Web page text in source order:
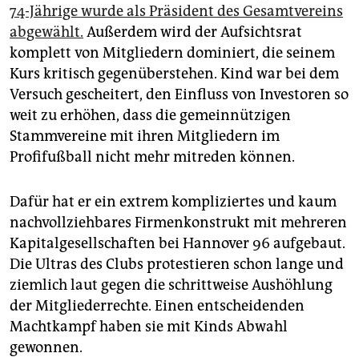
74-Jährige wurde als Präsident des Gesamtvereins
abgewählt. Außerdem wird der Aufsichtsrat
komplett von Mitgliedern dominiert, die seinem
Kurs kritisch gegenüberstehen. Kind war bei dem
Versuch gescheitert, den Einfluss von Investoren so
weit zu erhöhen, dass die gemeinnützigen
Stammvereine mit ihren Mitgliedern im
Profifußball nicht mehr mitreden können.
Dafür hat er ein extrem kompliziertes und kaum
nachvollziehbares Firmenkonstrukt mit mehreren
Kapitalgesellschaften bei Hannover 96 aufgebaut.
Die Ultras des Clubs protestieren schon lange und
ziemlich laut gegen die schrittweise Aushöhlung
der Mitgliederrechte. Einen entscheidenden
Machtkampf haben sie mit Kinds Abwahl
gewonnen.